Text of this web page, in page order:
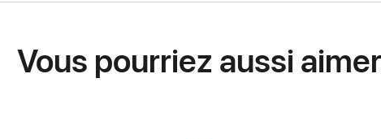
Vous pourriez aussi aimer